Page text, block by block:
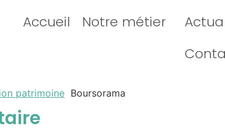
Accueil Notre métier
patrimoine Boursorama